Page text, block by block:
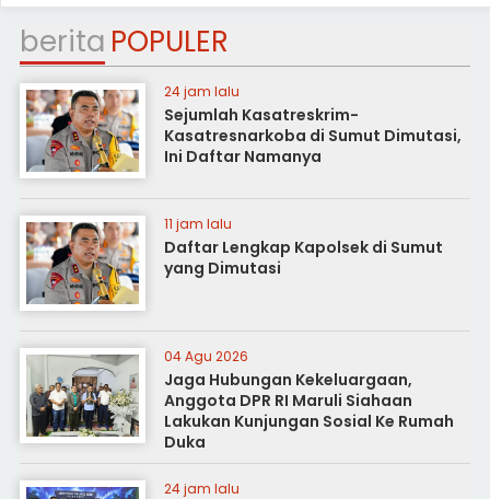
berita POPULER
24 jam lalu
Sejumlah Kasatreskrim-
Kasatresnarkoba di Sumut Dimutasi,
Ini Daftar Namanya
11 jam lalu
Daftar Lengkap Kapolsek di Sumut
yang Dimutasi
04 Agu 2026
Jaga Hubungan Kekeluargaan,
Anggota DPR RI Maruli Siahaan
Lakukan Kunjungan Sosial Ke Rumah
Duka
24 jam lalu